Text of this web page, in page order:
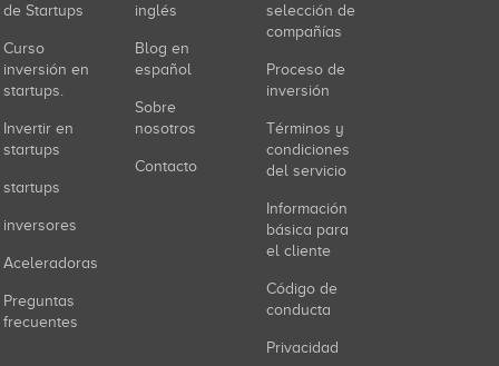
de Startups
Curso
inversión en
startups.
Invertir en
startups
startups
inversores
Aceleradoras
Preguntas
frecuentes
inglés
Blog en
español
Sobre
nosotros
Contacto
selección de
compañías
Proceso de
inversión
Términos y
condiciones
del servicio
Información
básica para
el cliente
Código de
conducta
Privacidad